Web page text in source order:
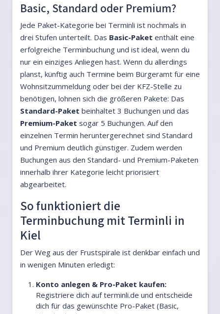
Basic, Standard oder Premium?
Jede Paket-Kategorie bei Terminli ist nochmals in
drei Stufen unterteilt. Das Basic-Paket enthält eine
erfolgreiche Terminbuchung und ist ideal, wenn du
nur ein einziges Anliegen hast. Wenn du allerdings
planst, künftig auch Termine beim Bürgeramt für eine
Wohnsitzummeldung oder bei der KFZ-Stelle zu
benötigen, lohnen sich die größeren Pakete: Das
Standard-Paket beinhaltet 3 Buchungen und das
Premium-Paket sogar 5 Buchungen. Auf den
einzelnen Termin heruntergerechnet sind Standard
und Premium deutlich günstiger. Zudem werden
Buchungen aus den Standard- und Premium-Paketen
innerhalb ihrer Kategorie leicht priorisiert
abgearbeitet.
So funktioniert die
Terminbuchung mit Terminli in
Kiel
Der Weg aus der Frustspirale ist denkbar einfach und
in wenigen Minuten erledigt:
Konto anlegen & Pro-Paket kaufen:
Registriere dich auf terminli.de und entscheide
dich für das gewünschte Pro-Paket (Basic,